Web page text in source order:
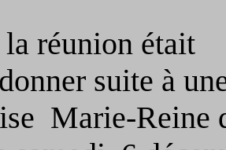
réunion était
suite à une
Marie‑Reine